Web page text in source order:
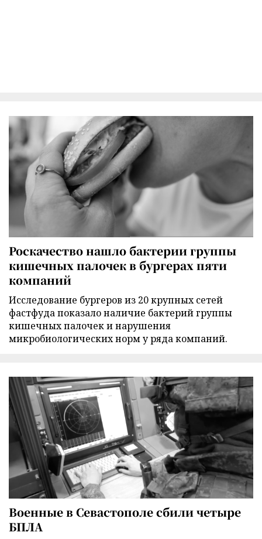
Роскачество нашло бактерии группы
кишечных палочек в бургерах пяти
компаний
Исследование бургеров из 20 крупных сетей
фастфуда показало наличие бактерий группы
кишечных палочек и нарушения
микробиологических норм у ряда компаний.
Военные в Севастополе сбили четыре
БПЛА